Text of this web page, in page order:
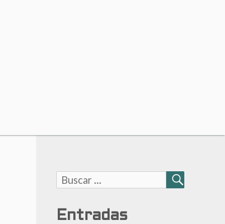
Buscar:
BUSCAR
Entradas